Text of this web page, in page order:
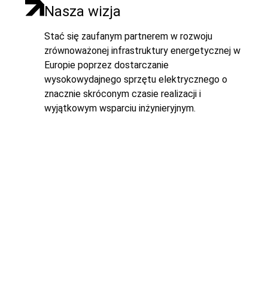
Nasza wizja
Stać się zaufanym partnerem w rozwoju
zrównoważonej infrastruktury energetycznej w
Europie poprzez dostarczanie
wysokowydajnego sprzętu elektrycznego o
znacznie skróconym czasie realizacji i
wyjątkowym wsparciu inżynieryjnym.